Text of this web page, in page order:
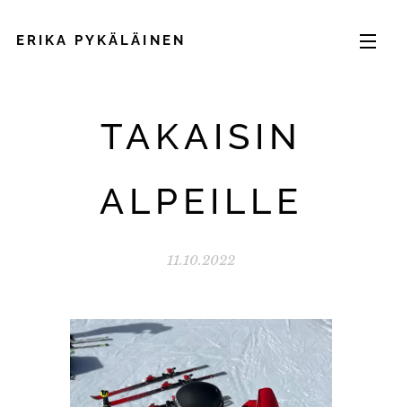
ERIKA PYKÄLÄINEN
TAKAISIN
ALPEILLE
11.10.2022